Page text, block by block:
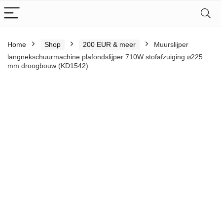
Home Shop 200 EUR & meer
Muurslijper
langnekschuurmachine plafondslijper 710W stofafzuiging ⌀225
mm droogbouw (KD1542)